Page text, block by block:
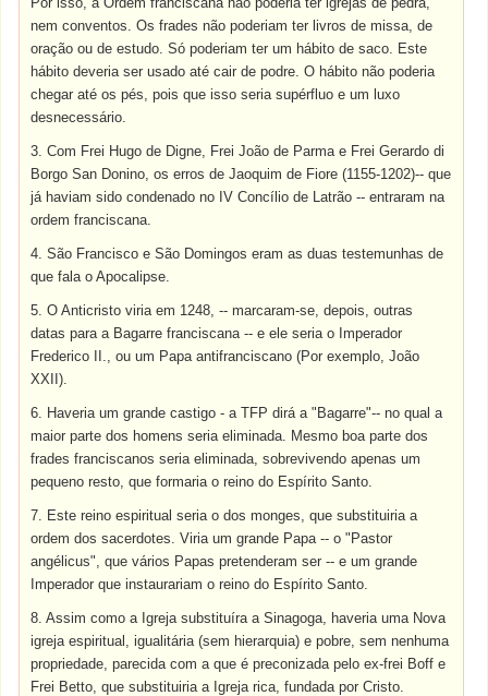
nem conventos. Os frades não poderiam ter livros de missa, de
oração ou de estudo. Só poderiam ter um hábito de saco. Este
hábito deveria ser usado até cair de podre. O hábito não poderia
chegar até os pés, pois que isso seria supérfluo e um luxo
desnecessário.
3. Com Frei Hugo de Digne, Frei João de Parma e Frei Gerardo di
Borgo San Donino, os erros de Jaoquim de Fiore (1155-1202)-- que
já haviam sido condenado no IV Concílio de Latrão -- entraram na
ordem franciscana.
4. São Francisco e São Domingos eram as duas testemunhas de
que fala o Apocalipse.
5. O Anticristo viria em 1248, -- marcaram-se, depois, outras
datas para a Bagarre franciscana -- e ele seria o Imperador
Frederico II., ou um Papa antifranciscano (Por exemplo, João
XXII).
6. Haveria um grande castigo - a TFP dirá a "Bagarre"-- no qual a
maior parte dos homens seria eliminada. Mesmo boa parte dos
frades franciscanos seria eliminada, sobrevivendo apenas um
pequeno resto, que formaria o reino do Espírito Santo.
7. Este reino espiritual seria o dos monges, que substituiria a
ordem dos sacerdotes. Viria um grande Papa -- o "Pastor
angélicus", que vários Papas pretenderam ser -- e um grande
Imperador que instaurariam o reino do Espírito Santo.
8. Assim como a Igreja substituíra a Sinagoga, haveria uma Nova
igreja espiritual, igualitária (sem hierarquia) e pobre, sem nenhuma
propriedade, parecida com a que é preconizada pelo ex-frei Boff e
Frei Betto, que substituiria a Igreja rica, fundada por Cristo.